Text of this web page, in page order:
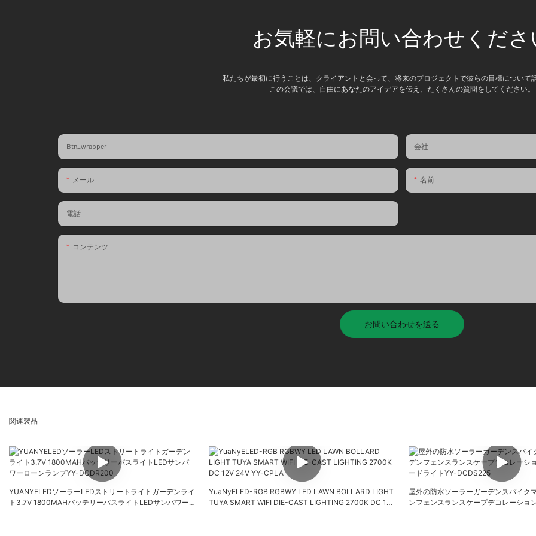
お気軽にお問い合わせくださ
私たちが最初に行うことは、クライアントと会って、将来のプロジェクトで彼らの目標について
この会議では、自由にあなたのアイデアを伝え、たくさんの質問をしてください。
Btn_wrapper 会社
メール 名前
電話
コンテンツ
お問い合わせを送る
関連製品
YUANYELEDソーラーLEDストリートライトガーデンライ
ト3.7V 1800MAHバッテリーパスライトLEDサンパワー
YuaNyELED-RGB RGBWY LED LAWN BOLLARD LIGHT
TUYA SMART WIFI DIE-CAST LIGHTING 2700K DC 12V
屋外の防水ソーラーガーデンスパイク
ンフェンスランスケープデコレーショ